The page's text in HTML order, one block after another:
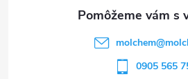
molchem@
0905 565